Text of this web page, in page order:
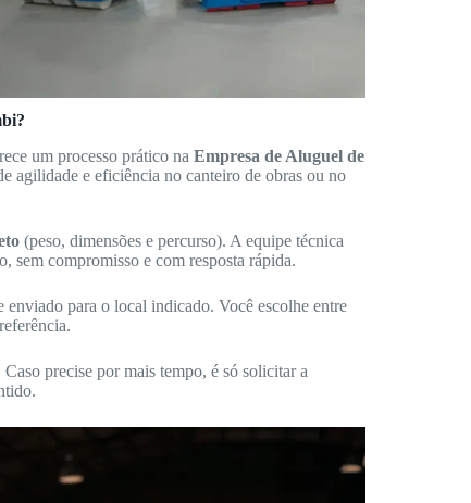
um processo prático na Empresa de Aluguel de
agilidade e eficiência no canteiro de obras ou no
(peso, dimensões e percurso). A equipe técnica
sem compromisso e com resposta rápida.
enviado para o local indicado. Você escolhe entre
precise por mais tempo, é só solicitar a